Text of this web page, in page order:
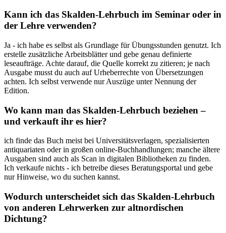
Kann ich ⁣das ​Skalden-Lehrbuch im⁢ Seminar oder‍ in
‌der⁣ Lehre verwenden?
Ja ⁢- ich habe es selbst als Grundlage für Übungsstunden genutzt. Ich
erstelle zusätzliche Arbeitsblätter und gebe genau definierte
leseaufträge. Achte ‍darauf, die Quelle korrekt zu zitieren; je nach⁣
Ausgabe musst du auch‍ auf⁤ Urheberrechte ‍von Übersetzungen
achten. Ich selbst‌ verwende nur Auszüge unter Nennung der
Edition.
Wo ⁣kann man das Skalden-Lehrbuch ⁤beziehen –
und verkauft ihr es hier?
ich​ finde das Buch ⁣meist bei Universitätsverlagen, spezialisierten
antiquariaten ‍oder in ⁣großen online-Buchhandlungen; manche ältere‌
Ausgaben ⁤sind auch als Scan in digitalen Bibliotheken zu finden.
Ich ​verkaufe nichts ​- ich betreibe dieses⁢ Beratungsportal und ⁢gebe
nur Hinweise,‌ wo du suchen⁢ kannst.
Wodurch unterscheidet ⁢sich⁤ das ⁤Skalden-Lehrbuch
von ⁤anderen​ Lehrwerken zur altnordischen
Dichtung?